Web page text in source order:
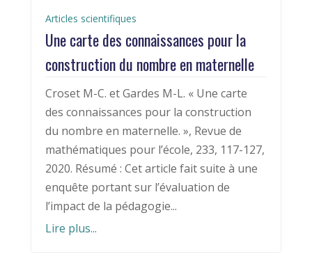
Articles scientifiques
Une carte des connaissances pour la
construction du nombre en maternelle
Croset M-C. et Gardes M-L. « Une carte
des connaissances pour la construction
du nombre en maternelle. », Revue de
mathématiques pour l’école, 233, 117-127,
2020. Résumé : Cet article fait suite à une
enquête portant sur l’évaluation de
l’impact de la pédagogie...
Lire plus...